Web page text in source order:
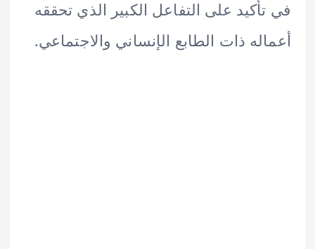
على التفاعل الكبير الذي تحققه
ذات الطابع الإنساني والاجتماعي.